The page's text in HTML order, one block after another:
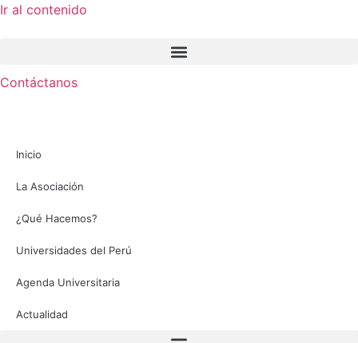
Ir al contenido
Contáctanos
Inicio
La Asociación
¿Qué Hacemos?
Universidades del Perú
Agenda Universitaria
Actualidad